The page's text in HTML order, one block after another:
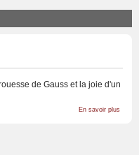
de Gauss et la joie d'un
En savoir plus